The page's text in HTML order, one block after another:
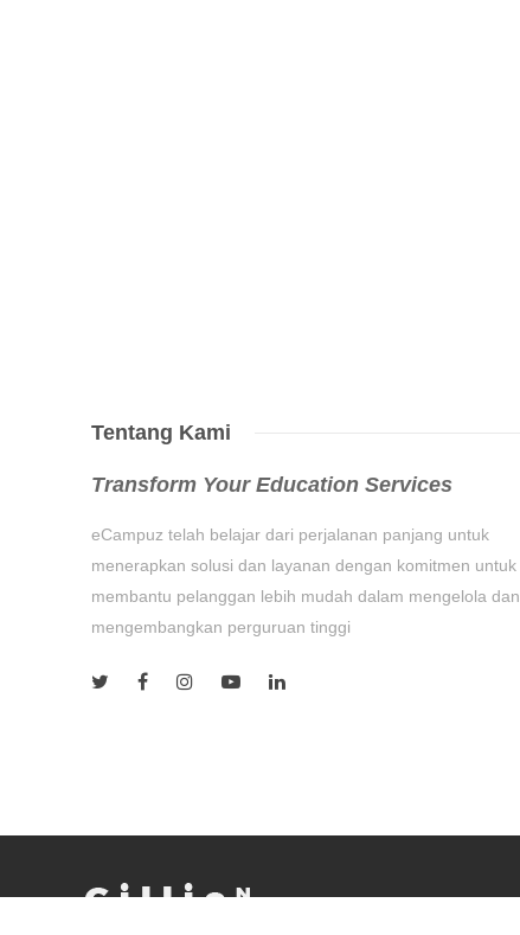
Tentang Kami
Transform Your Education Services
eCampuz telah belajar dari perjalanan panjang untuk
menerapkan solusi dan layanan dengan komitmen untuk
membantu pelanggan lebih mudah dalam mengelola dan
mengembangkan perguruan tinggi